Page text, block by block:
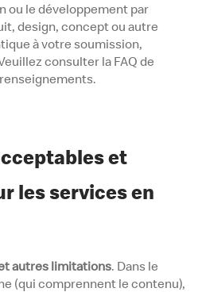
le développement par
design, concept ou autre
à votre soumission,
consulter la FAQ de
et
les services en
autres limitations. Dans le
(qui comprennent le contenu),